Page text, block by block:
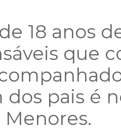
18 anos
​​que
dos pais é